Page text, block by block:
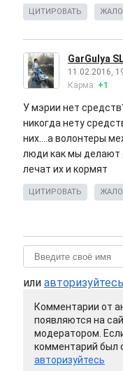
ЦИТИРОВАТЬ
GarGulya
11.02.2016,
Карма: +1
У мэрии нет
никогда нету
них....а волонтеры
люди как мы делают
лечат их и кормят
ЦИТИРОВАТЬ
или авторизуйтесь
Комментарии от
появляются на
модератором.
комментарий был
авторизуйтесь